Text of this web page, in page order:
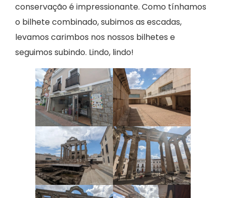
conservação é impressionante. Como tínhamos
o bilhete combinado, subimos as escadas,
levamos carimbos nos nossos bilhetes e
seguimos subindo. Lindo, lindo!